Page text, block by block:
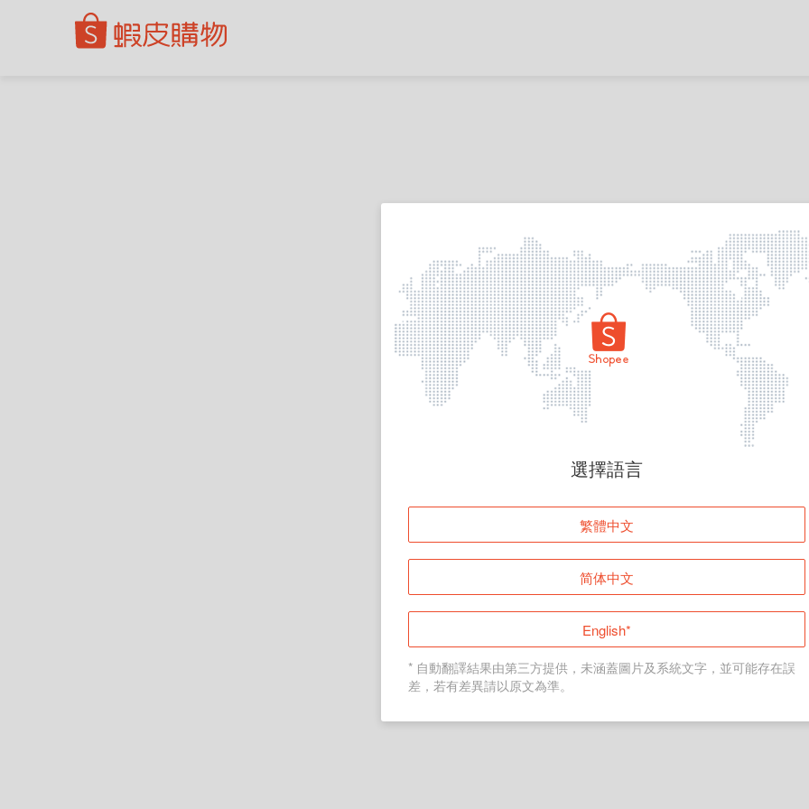
頁面無法顯示
登入
返回首頁
選擇語言
繁體中文
简体中文
English*
* 自動翻譯結果由第三方提供，未涵蓋圖片及系統文字，並可能存在誤
差，若有差異請以原文為準。